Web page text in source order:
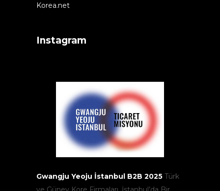
Korea.net
Instagram
Gwangju Yeoju İstanbul B2B 2025 Türk